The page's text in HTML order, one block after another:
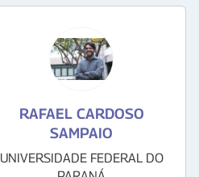
RAFAEL CARDOSO
SAMPAIO
UNIVERSIDADE FEDERAL DO